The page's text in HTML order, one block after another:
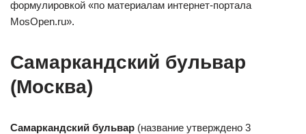
формулировкой «по материалам интернет-портала
MosOpen.ru».
Самаркандский бульвар
(Москва)
Самаркандский бульвар (название утверждено 3